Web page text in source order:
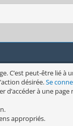
C’est peut-être lié à
désirée.Se
d’accéder à une
appropriés.